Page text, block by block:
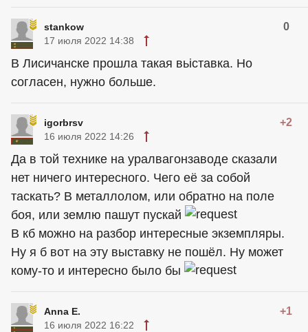
stankow 0
17 июля 2022 14:38
В Лисичанске прошла такая вьiставка. Но
согласен, нужно больше.
igorbrsv +2
16 июля 2022 14:26
Да в той технике на уралвагонзаводе сказали
нет ничего интересного. Чего её за собой
таскать? В металлолом, или обратно на поле
боя, или землю пашут пускай
В кб можно на разбор интересные экземпляры.
Ну я б вот на эту выставку не пошёл. Ну может
кому-то и интересно было бы
Anna E. +1
16 июля 2022 16:22